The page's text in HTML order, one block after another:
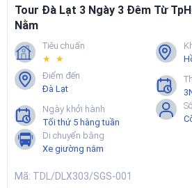
CÂU HỎI THƯỜNG GẶP
Tour Đà Lạt đi xe từ TpHCM mất bao
Nên chọn 2N2Đ hay 3N2Đ nếu đi lần
Điểm đón ở TpHCM có gần nơi ở của
Tour Đà Lạt 3 Ngày 3 Đêm Từ
Nằm
Tiêu chuẩn
★ ★
Điểm đến
Đà Lạt
Ngày khởi hành
Tối thứ 5 hàng tuần
Di chuyển bằng
Xe giường nằm
Mã: TDL/DLX303/SGS-001